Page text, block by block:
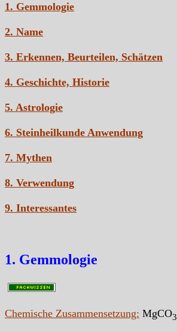
1. Gemmologie
2. Name
3. Erkennen, Beurteilen, Schätzen
4. Geschichte, Historie
5. Astrologie
6. Steinheilkunde Anwendung
7. Mythen
8. Verwendung
9. Interessantes
1. Gemmologie
Chemische Zusammensetzung: MgCO3